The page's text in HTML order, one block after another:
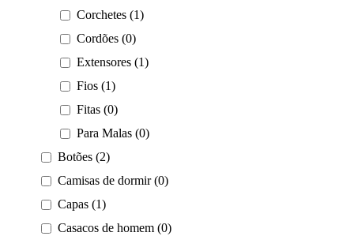
Corchetes (1)
Cordões (0)
Extensores (1)
Fios (1)
Fitas (0)
Para Malas (0)
Botões (2)
Camisas de dormir (0)
Capas (1)
Casacos de homem (0)